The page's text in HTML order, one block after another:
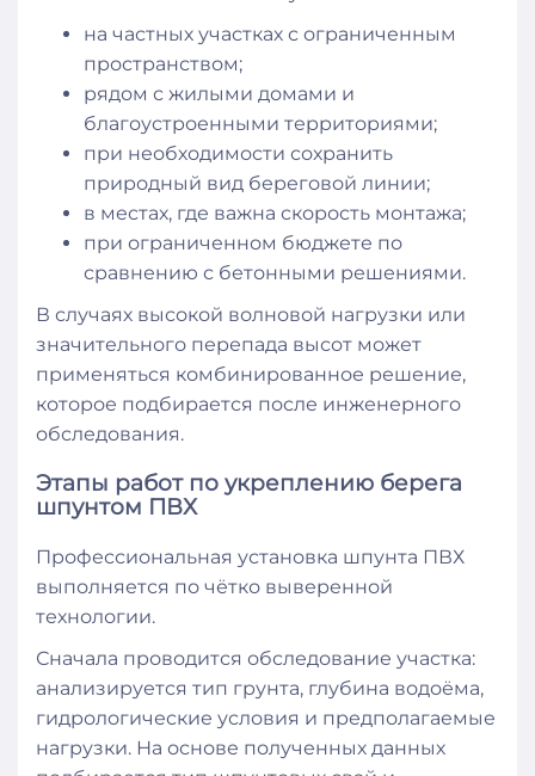
на частных участках с ограниченным
пространством;
рядом с жилыми домами и
благоустроенными территориями;
при необходимости сохранить
природный вид береговой линии;
в местах, где важна скорость монтажа;
при ограниченном бюджете по
сравнению с бетонными решениями.
В случаях высокой волновой нагрузки или
значительного перепада высот может
применяться комбинированное решение,
которое подбирается после инженерного
обследования.
Этапы работ по укреплению берега
шпунтом ПВХ
Профессиональная установка шпунта ПВХ
выполняется по чётко выверенной
технологии.
Сначала проводится обследование участка:
анализируется тип грунта, глубина водоёма,
гидрологические условия и предполагаемые
нагрузки. На основе полученных данных